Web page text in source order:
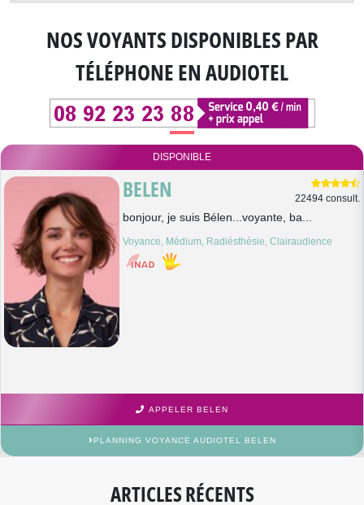
NOS VOYANTS DISPONIBLESPAR
TÉLÉPHONE EN AUDIOTEL
DISPONIBLE
BELEN 22494 consult.
bonjour, je suis Bélen...voyante, ba...
Voyance, Médium, Radiésthésie, Clairaudience
APPELER BELEN
PLANNING VOYANCE AUDIOTEL BELEN
ARTICLES RÉCENTS